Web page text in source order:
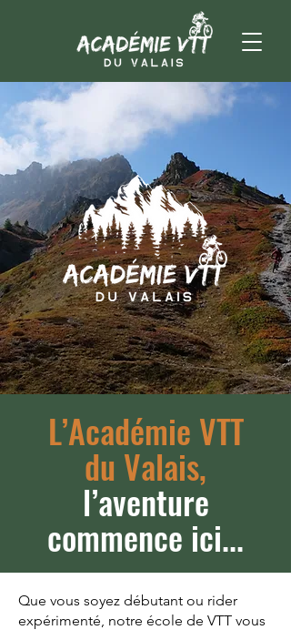
L’Académie VTT
du Valais,
l’aventure
commence ici...
Que vous soyez débutant ou rider
expérimenté, notre école de VTT vous